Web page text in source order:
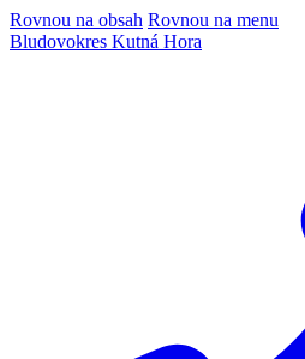
Rovnou na obsah Rovnou na menu
Bludovokres Kutná Hora